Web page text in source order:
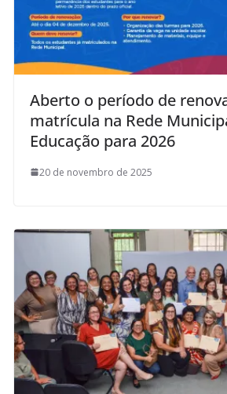
Aberto o período de
matrícula na Rede
Educação para 2026
20 de novembro de 2025